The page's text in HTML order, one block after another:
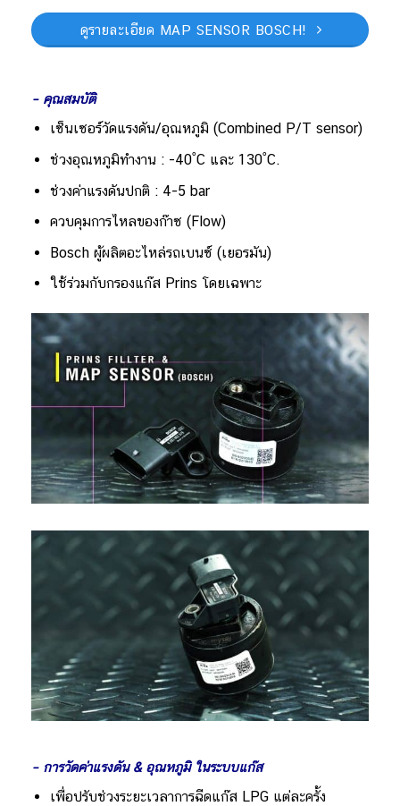
ดูรายละเอียด MAP SENSOR BOSCH!
– คุณสมบัติ
เซ็นเซอร์วัดแรงดัน/อุณหภูมิ (Combined P/T sensor)
ช่วงอุณหภูมิทำงาน : -40˚C และ 130˚C.
ช่วงค่าแรงดันปกติ : 4-5 bar
ควบคุมการไหลของก๊าซ (Flow)
Bosch ผู้ผลิตอะไหล่รถเบนซ์ (เยอรมัน)
ใช้ร่วมกับกรองแก๊ส Prins โดยเฉพาะ
– การวัดค่าแรงดัน & อุณหภูมิ ในระบบแก๊ส
เพื่อปรับช่วงระยะเวลาการฉีดแก๊ส LPG แต่ละครั้ง